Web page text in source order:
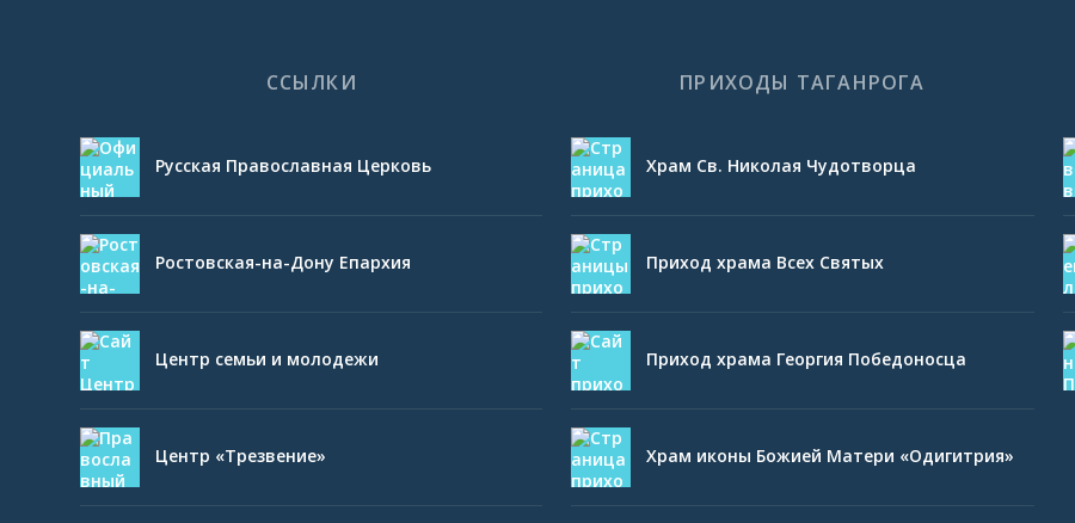
ССЫЛКИ
Русская Православная Церковь
Ростовская-на-Дону Епархия
Центр семьи и молодежи
Центр «Трезвение»
ПРИХОДЫ ТАГАНРОГА
Храм Св. Николая Чудотворца
Приход храма Всех Святых
Приход храма Георгия Победоносца
Храм иконы Божией Матери «Одигитрия»